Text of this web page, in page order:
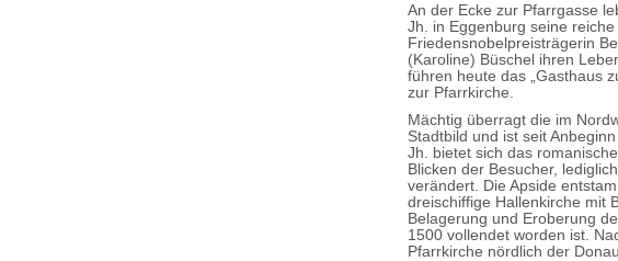
An der Ecke zur Pfarrgasse
Jh. in Eggenburg seine
Friedensnobelpreisträgerin
(Karoline) Büschel ihren
führen heute das „Gasthaus
zur Pfarrkirche.
Mächtig überragt die im
Stadtbild und ist seit
Jh. bietet sich das
Blicken der Besucher,
verändert. Die Apside
dreischiffige Hallenkirche mit
Belagerung und Eroberung
1500 vollendet worden ist.
Pfarrkirche nördlich der Donau.